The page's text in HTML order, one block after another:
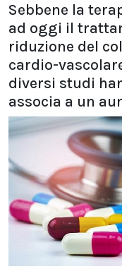
Sebbene la
ad oggi il
riduzione del
cardio-
diversi studi
associa a un